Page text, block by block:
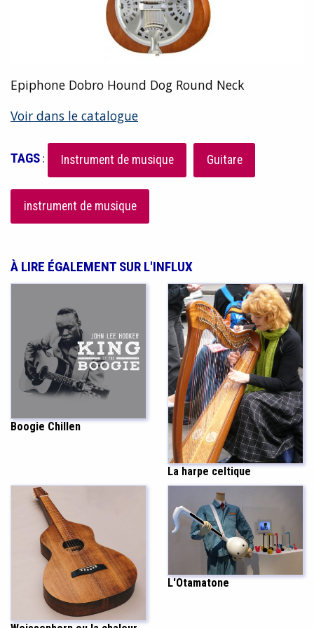
Epiphone Dobro Hound Dog Round Neck
Voir dans le catalogue
TAGS: Instrument de musique Guitare
instrument de musique
À LIRE ÉGALEMENT SUR L'INFLUX
Boogie Chillen
La harpe celtique
L'Otamatone